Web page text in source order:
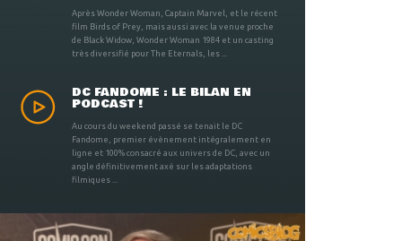
Après Wonder Woman, Captain Marvel, et le récent
film Birds of Prey, mais aussi avec la venue proche
de Black Widow, Wonder Woman 1984 et un casting
très diversifié pour The Eternals, les ...
DC FANDOME : LE BILAN EN
PODCAST !
Au cours du weekend passé se tenait le DC
Fandome, premier évènement intégralement en
ligne et 100% consacré aux univers de DC, avec un
angle définitivement axé sur les adaptations
filmiques ...